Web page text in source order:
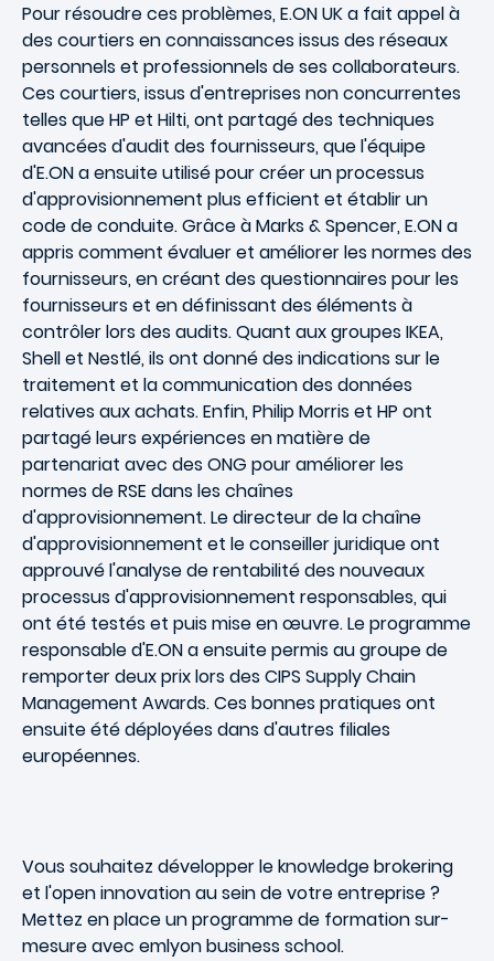
Pour résoudre ces problèmes, E.ON UK a fait appel à
des courtiers en connaissances issus des réseaux
personnels et professionnels de ses collaborateurs.
Ces courtiers, issus d'entreprises non concurrentes
telles que HP et Hilti, ont partagé des techniques
avancées d'audit des fournisseurs, que l'équipe
d'E.ON a ensuite utilisé pour créer un processus
d'approvisionnement plus efficient et établir un
code de conduite. Grâce à Marks & Spencer, E.ON a
appris comment évaluer et améliorer les normes des
fournisseurs, en créant des questionnaires pour les
fournisseurs et en définissant des éléments à
contrôler lors des audits. Quant aux groupes IKEA,
Shell et Nestlé, ils ont donné des indications sur le
traitement et la communication des données
relatives aux achats. Enfin, Philip Morris et HP ont
partagé leurs expériences en matière de
partenariat avec des ONG pour améliorer les
normes de RSE dans les chaînes
d'approvisionnement. Le directeur de la chaîne
d'approvisionnement et le conseiller juridique ont
approuvé l'analyse de rentabilité des nouveaux
processus d'approvisionnement responsables, qui
ont été testés et puis mise en œuvre. Le programme
responsable d'E.ON a ensuite permis au groupe de
remporter deux prix lors des CIPS Supply Chain
Management Awards. Ces bonnes pratiques ont
ensuite été déployées dans d'autres filiales
européennes.
Vous souhaitez développer le knowledge brokering
et l'open innovation au sein de votre entreprise ?
Mettez en place un programme de formation sur-
mesure avec emlyon business school.